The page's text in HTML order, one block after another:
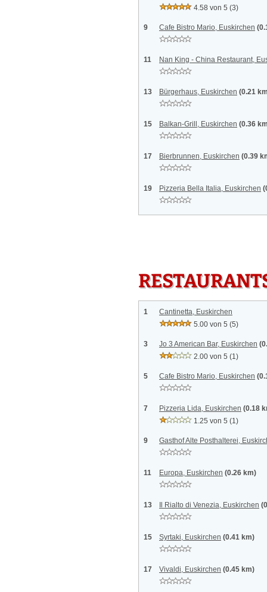
4.58 von 5 (3)
9 Cafe Bistro Mario, Euskirchen
11 Nan King - China Restaurant,
13 Bürgerhaus, Euskirchen (0.21
15 Balkan-Grill, Euskirchen (0.36
17 Bierbrunnen, Euskirchen (0.39
19 Pizzeria Bella Italia, Euskirchen
1
Cantinetta, Euskirchen
5.00 von 5 (5)
3 Jo 3 American Bar, Euskirchen
2.00 von 5 (1)
5 Cafe Bistro Mario, Euskirchen
7 Pizzeria Lida, Euskirchen (0.18
1.25 von 5 (1)
9 Gasthof Alte Posthalterei,
11 Europa, Euskirchen (0.26 km)
13 Il Rialto di Venezia, Euskirchen
15 Syrtaki, Euskirchen (0.41 km)
17 Vivaldi, Euskirchen (0.45 km)